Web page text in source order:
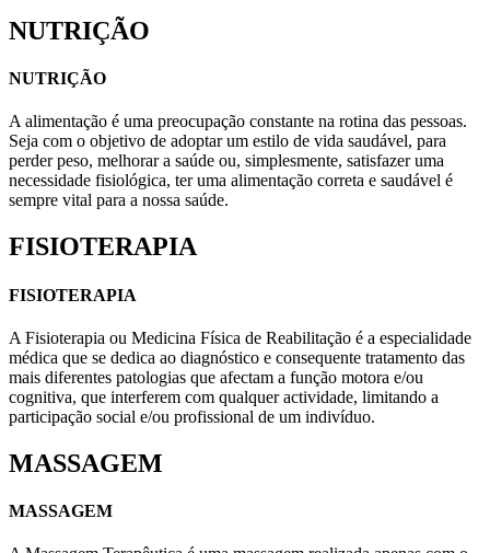
NUTRIÇÃO
NUTRIÇÃO
A alimentação é uma preocupação constante na rotina das pessoas.
Seja com o objetivo de adoptar um estilo de vida saudável, para
perder peso, melhorar a saúde ou, simplesmente, satisfazer uma
necessidade fisiológica, ter uma alimentação correta e saudável é
sempre vital para a nossa saúde.
FISIOTERAPIA
FISIOTERAPIA
A Fisioterapia ou Medicina Física de Reabilitação é a especialidade
médica que se dedica ao diagnóstico e consequente tratamento das
mais diferentes patologias que afectam a função motora e/ou
cognitiva, que interferem com qualquer actividade, limitando a
participação social e/ou profissional de um indivíduo.
MASSAGEM
MASSAGEM